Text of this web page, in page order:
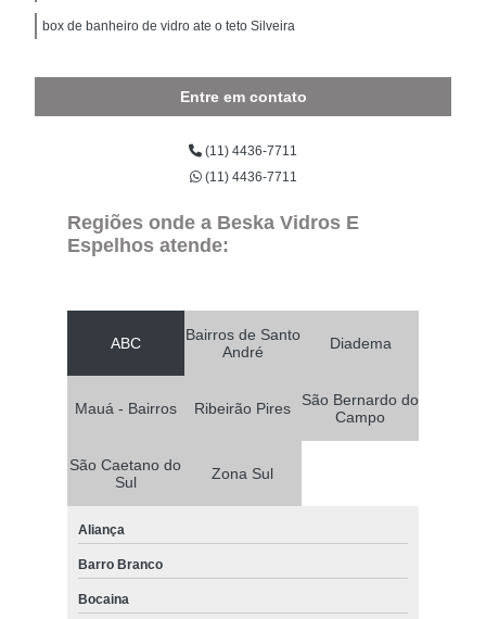
box de banheiro de vidro ate o teto Silveira
Entre em contato
(11) 4436-7711
(11) 4436-7711
Regiões onde a Beska Vidros E
Espelhos atende:
ABC
Bairros de Santo
André
Diadema
Mauá - Bairros Ribeirão Pires
São Bernardo do
Campo
São Caetano do
Sul
Zona Sul
Aliança
Barro Branco
Bocaina